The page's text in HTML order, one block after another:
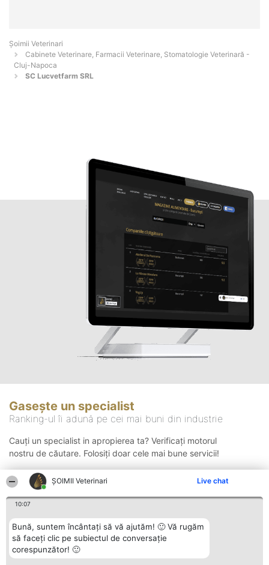
ȘOIMII Veterinari Live chat
10:07
Bună, suntem încântați să vă ajutăm! 🙂 Vă rugăm
să faceți clic pe subiectul de conversație
corespunzător! 🙂
Șoimii Veterinari
Cabinete Veterinare, Farmacii Veterinare, Stomatologie Veterinară -
Cluj-Napoca
SC Lucvetfarm SRL
Gasește un specialist
Ranking-ul îi adună pe cei mai buni din industrie
Cauți un specialist in apropierea ta? Verificați motorul
nostru de căutare. Folosiți doar cele mai bune servicii!